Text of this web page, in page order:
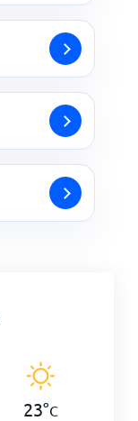
23°C